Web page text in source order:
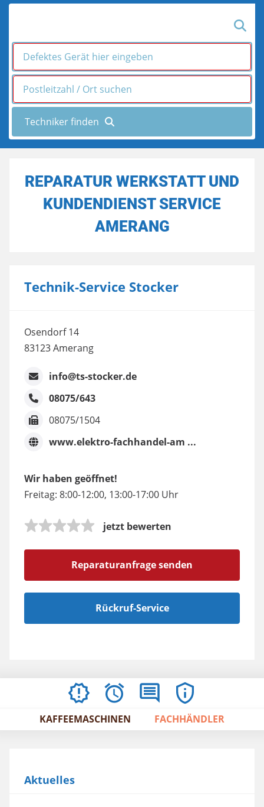
REPARATUR WERKSTATT UND
KUNDENDIENST SERVICE
AMERANG
Technik-Service Stocker
Osendorf 14
83123 Amerang
info@ts-stocker.de
08075/643
08075/1504
www.elektro-fachhandel-am ...
Wir haben geöffnet!
Freitag: 8:00-12:00, 13:00-17:00 Uhr
jetzt bewerten
Reparaturanfrage senden
Rückruf-Service
AKTUELLESÖFFNUNGSZEITEN
BEWERTUNGEN
IMPRESSUM
/
AGBS
KAFFEEMASCHINEN FACHHÄNDLER
Aktuelles